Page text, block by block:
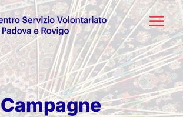
Campagne